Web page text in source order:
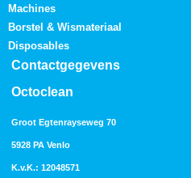
Machines
Borstel & Wismateriaal
Disposables
Contactgegevens
Octoclean
Groot Egtenrayseweg 70
5928 PA Venlo
K.v.K.: 12048571